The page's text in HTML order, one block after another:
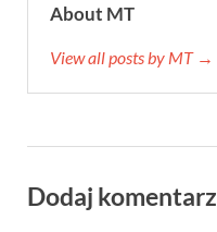
About MT
View all posts by MT →
Dodaj komentarz